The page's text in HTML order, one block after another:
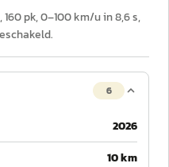
pk, 0–100 km/u in 8,6 s,
6
2026
10 km